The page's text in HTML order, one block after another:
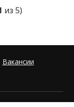
из 5)
Вакансии